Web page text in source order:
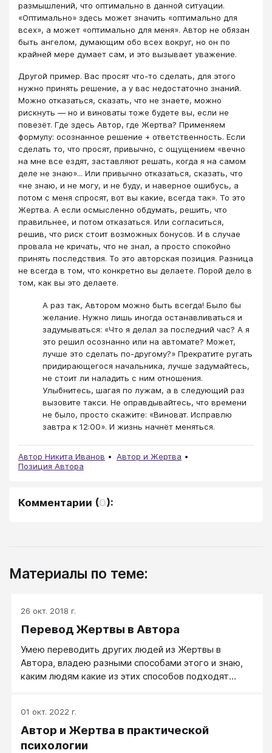
размышлений, что оптимально в данной ситуации.
«Оптимально» здесь может значить «оптимально для
всех», а может «оптимально для меня». Автор не обязан
быть ангелом, думающим обо всех вокруг, но он по
крайней мере думает сам, и это вызывает уважение.
Другой пример. Вас просят что-то сделать, для этого
нужно принять решение, а у вас недостаточно знаний.
Можно отказаться, сказать, что не знаете, можно
рискнуть — но и виноваты тоже будете вы, если не
повезёт. Где здесь Автор, где Жертва? Применяем
формулу: осознанное решение + ответственность. Если
сделать то, что просят, привычно, с ощущением «вечно
на мне все ездят, заставляют решать, когда я на самом
деле не знаю»... Или привычно отказаться, сказать, что
«не знаю, и не могу, и не буду, и наверное ошибусь, а
потом с меня спросят, вот вы какие, всегда так». То это
Жертва. А если осмысленно обдумать, решить, что
правильнее, и потом отказаться. Или согласиться,
решив, что риск стоит возможных бонусов. И в случае
провала не кричать, что не знал, а просто спокойно
принять последствия. То это авторская позиция. Разница
не всегда в том, что конкретно вы делаете. Порой дело в
том, как вы это делаете.
А раз так, Автором можно быть всегда! Было бы
желание. Нужно лишь иногда останавливаться и
задумываться: «Что я делал за последний час? А я
это решил осознанно или на автомате? Может,
лучше это сделать по-другому?» Прекратите ругать
придирающегося начальника, лучше задумайтесь,
не стоит ли наладить с ним отношения.
Улыбнитесь, шагая по лужам, а в следующий раз
вызовите такси. Не оправдывайтесь, что времени
не было, просто скажите: «Виноват. Исправлю
завтра к 12:00». И жизнь начнёт меняться.
Автор Никита Иванов
Автор и Жертва
Позиция Автора
Комментарии (0):
Материалы по теме:
26 окт. 2018 г.
Перевод Жертвы в Автора
Умею переводить других людей из Жертвы в
Автора, владею разными способами этого и знаю,
каким людям какие из этих способов подходят
01 окт. 2022 г.
Автор и Жертва в практической
психологии